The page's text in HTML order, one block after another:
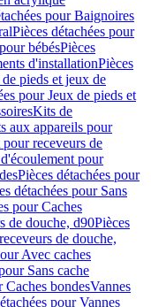
pour Baignoires
Pièces détachées pour
bébésPièces
d'installationPièces
de pieds et jeux de
pour Jeux de pieds et
Kits de
aux appareils pour
receveurs de
pour
Pièces détachées pour
détachées pour Sans
pour Caches
de douche, d90Pièces
de douche,
Avec caches
Sans cache
Caches bondesVannes
pour Vannes